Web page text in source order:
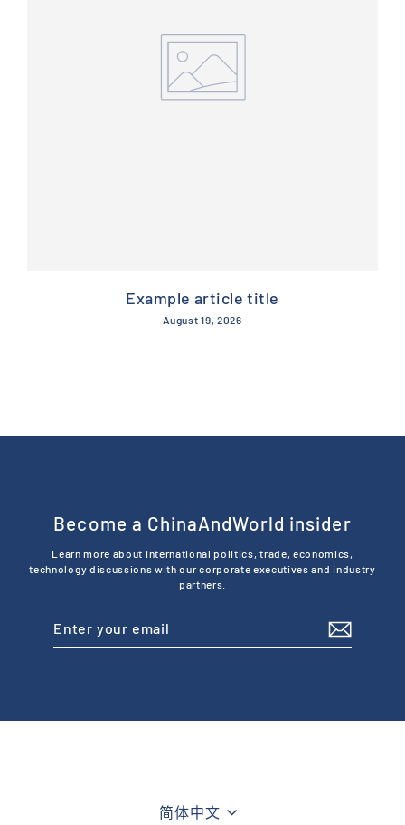
Example article title
August 19, 2026
Become a ChinaAndWorld insider
Learn more about international politics, trade, economics,
technology discussions with our corporate executives and industry
partners.
email
Language
简体中文